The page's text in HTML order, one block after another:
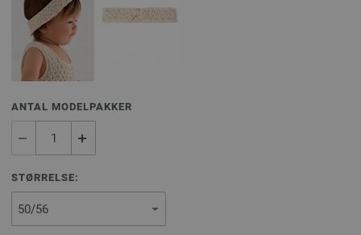
ANTAL MODELPAKKER
STØRRELSE: